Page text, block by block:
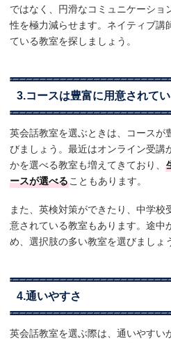
ではなく、円滑なコミュニケーショ
性を極力減らせます。ネイティブ講
ている教室を探しましょう。
3.コースは豊富に用意されて
英会話教室を選ぶときは、コースが
びましょう。最近はオンライン受講
かを選べる教室も増えてきており、
ースが選べることもあります。
また、英検対策ができたり、中学校
意されている教室もあります。途中
め、選択肢の多い教室を選びましょ
4.通いやすさ
英会話教室を選ぶ際は、通いやすい